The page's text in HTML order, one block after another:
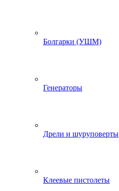
Болгарки (УШМ)
Генераторы
Дрели и шуруповерты
Клеевые пистолеты